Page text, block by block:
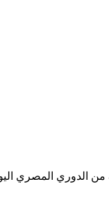
الدوري المصري